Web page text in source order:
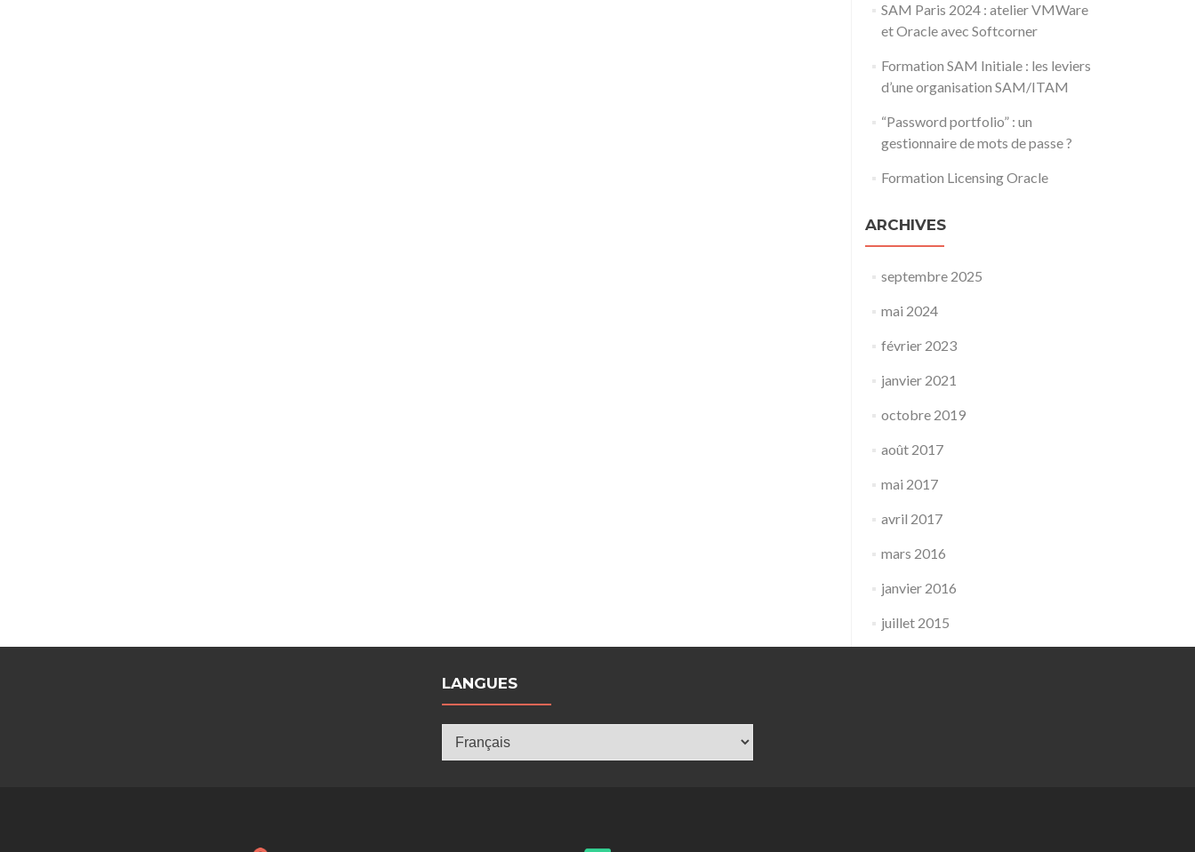
SAM Paris 2024 : atelier VMWare
et Oracle avec Softcorner
Formation SAM Initiale : les leviers
d’une organisation SAM/ITAM
“Password portfolio” : un
gestionnaire de mots de passe ?
Formation Licensing Oracle
ARCHIVES
septembre 2025
mai 2024
février 2023
janvier 2021
octobre 2019
août 2017
mai 2017
avril 2017
mars 2016
janvier 2016
juillet 2015
LANGUES